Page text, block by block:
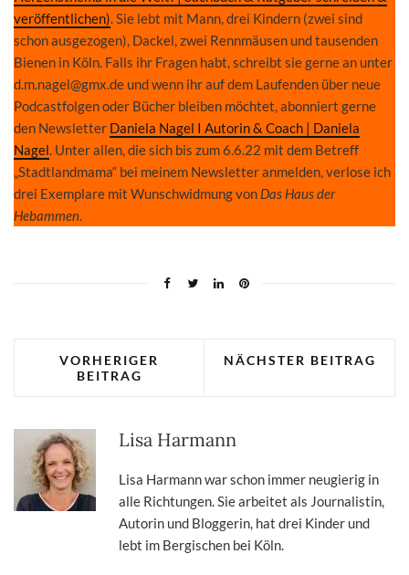
veröffentlichen). Sie lebt mit Mann, drei Kindern (zwei sind
schon ausgezogen), Dackel, zwei Rennmäusen und tausenden
Bienen in Köln. Falls ihr Fragen habt, schreibt sie gerne an unter
d.m.nagel@gmx.de und wenn ihr auf dem Laufenden über neue
Podcastfolgen oder Bücher bleiben möchtet, abonniert gerne
den Newsletter Daniela Nagel I Autorin & Coach | Daniela
Nagel. Unter allen, die sich bis zum 6.6.22 mit dem Betreff
„Stadtlandmama“ bei meinem Newsletter anmelden, verlose ich
drei Exemplare mit Wunschwidmung von Das Haus der
Hebammen.
VORHERIGER
BEITRAG
NÄCHSTER BEITRAG
Lisa Harmann
Lisa Harmann war schon immer neugierig in
alle Richtungen. Sie arbeitet als Journalistin,
Autorin und Bloggerin, hat drei Kinder und
lebt im Bergischen bei Köln.